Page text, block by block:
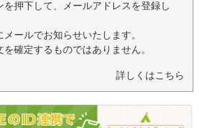
を押下して、メールアドレスを登録し
ールでお知らせいたします。
確定するものではありません。
詳しくはこちら